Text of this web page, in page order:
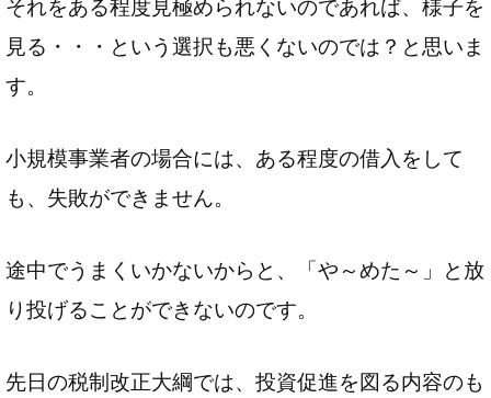
それをある程度見極められないのであれば、様子を
見る・・・という選択も悪くないのでは？と思いま
す。
小規模事業者の場合には、ある程度の借入をして
も、失敗ができません。
途中でうまくいかないからと、「や～めた～」と放
り投げることができないのです。
先日の税制改正大綱では、投資促進を図る内容のも